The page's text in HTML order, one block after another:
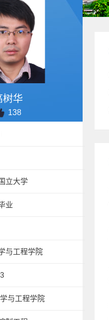
树华
138
立大学
业
与工程学院
与工程学院